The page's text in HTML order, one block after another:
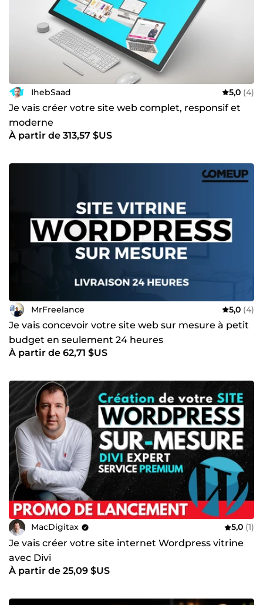
IhebSaad 5,0 (4)
Je vais créer votre site web complet, responsif et
moderne
À partir de 313,57 $US
MrFreelance 5,0 (4)
Je vais concevoir votre site web sur mesure à petit
budget en seulement 24 heures
À partir de 62,71 $US
MacDigitax 5,0 (1)
Je vais créer votre site internet Wordpress vitrine
avec Divi
À partir de 25,09 $US